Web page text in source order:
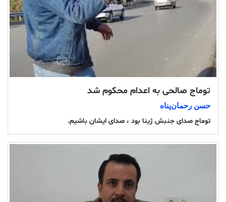
توماج صالحی به اعدام محکوم شد
حسن رحمان‌پناە
توماج صدای جنبش ژینا بود ، صدای ایشان باشیم.